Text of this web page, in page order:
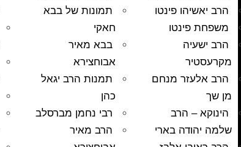
הרב יאשיהו פינטו
משפחת פינטו
הרב ישעיה
מקרעסטיר
הרב אלעזר מנחם
מן שך
הינוקא – הרב
שלמה יהודה בארי
תמונות של בבא
חאקי
בבא מאיר
אבוחצירא
תמנות הרב יגאל
כהן
רבי נחמן מברסלב
הרב מאיר